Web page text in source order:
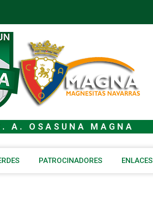
A. OSASUNA MAGNA
PATROCINADORES ENLACES